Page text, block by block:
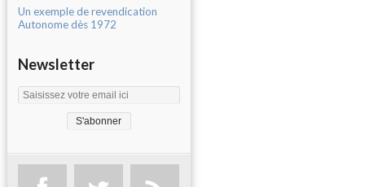
Un exemple de revendication
Autonome dès 1972
Newsletter